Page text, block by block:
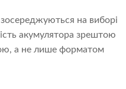
на виборі
акумулятора зрештою
а не лише форматом